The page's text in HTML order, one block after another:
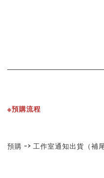
※預購流程
預購 -> 工作室通知出貨（補